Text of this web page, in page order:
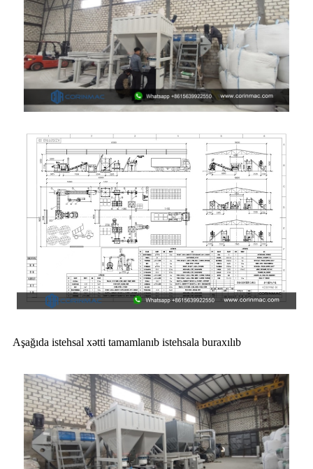
Aşağıda istehsal xətti tamamlanıb istehsala buraxılıb